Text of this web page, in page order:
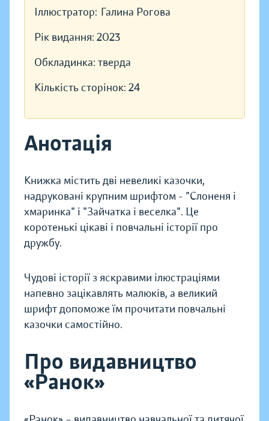
Іллюстратор: Галина Рогова
Рік видання: 2023
Обкладинка: тверда
Кількість сторінок: 24
Анотація
Книжка містить дві невеликі казочки,
надруковані крупним шрифтом - "Слоненя і
хмаринка" і "Зайчатка і веселка". Це
коротенькі цікаві і повчальні історії про
дружбу.
Чудові історії з яскравими ілюстраціями
напевно зацікавлять малюків, а великий
шрифт допоможе їм прочитати повчальні
казочки самостійно.
Про видавництво
«Ранок»